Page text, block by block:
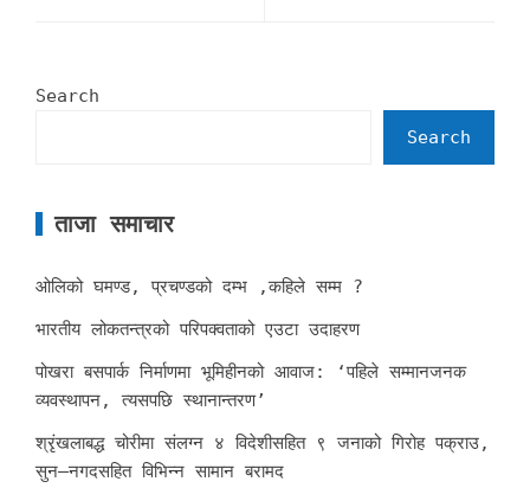
Search
Search
ताजा समाचार
ओलिको घमण्ड, प्रचण्डको दम्भ ,कहिले सम्म ?
भारतीय लोकतन्त्रको परिपक्वताको एउटा उदाहरण
पोखरा बसपार्क निर्माणमा भूमिहीनको आवाज: ‘पहिले सम्मानजनक
व्यवस्थापन, त्यसपछि स्थानान्तरण’
श्रृंखलाबद्ध चोरीमा संलग्न ४ विदेशीसहित ९ जनाको गिरोह पक्राउ,
सुन–नगदसहित विभिन्न सामान बरामद